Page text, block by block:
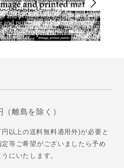
離島を除く）
以上の送料無料適用外)が必要と
等ご希望がございましたら予め
にいたします。